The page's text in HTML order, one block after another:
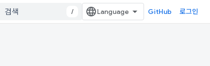
/ GitHub 로그인